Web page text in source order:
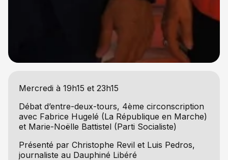
Mercredi à 19h15 et 23h15
Débat d’entre-deux-tours, 4ème circonscription
avec Fabrice Hugelé (La République en Marche)
et Marie-Noëlle Battistel (Parti Socialiste)
Présenté par Christophe Revil et Luis Pedros,
journaliste au Dauphiné Libéré